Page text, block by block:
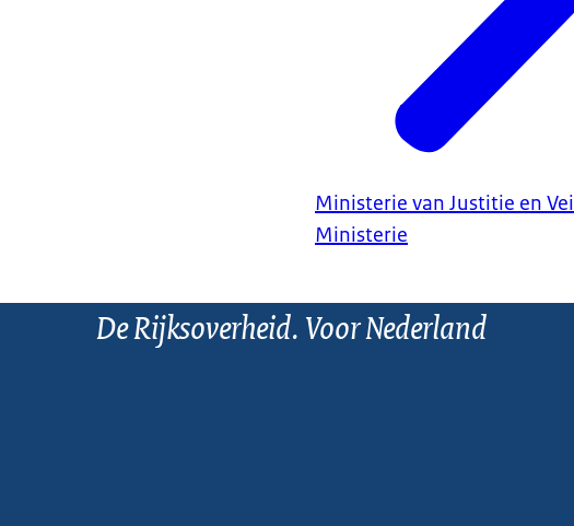
Ministerie van Justitie en
Ministerie
De Rijksoverheid. Voor Nederland